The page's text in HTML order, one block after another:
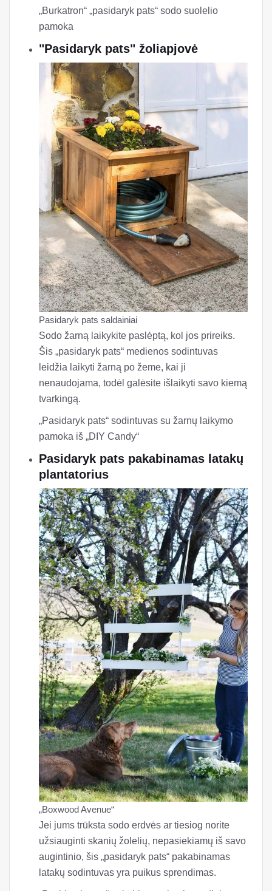
„Burkatron“ „pasidaryk pats“ sodo suolelio
pamoka
"Pasidaryk pats" žoliapjovė
Pasidaryk pats saldainiai
Sodo žarną laikykite paslėptą, kol jos prireiks.
Šis „pasidaryk pats“ medienos sodintuvas
leidžia laikyti žarną po žeme, kai ji
nenaudojama, todėl galėsite išlaikyti savo kiemą
tvarkingą.
„Pasidaryk pats“ sodintuvas su žarnų laikymo
pamoka iš „DIY Candy“
Pasidaryk pats pakabinamas latakų
plantatorius
„Boxwood Avenue“
Jei jums trūksta sodo erdvės ar tiesiog norite
užsiauginti skanių žolelių, nepasiekiamų iš savo
augintinio, šis „pasidaryk pats“ pakabinamas
latakų sodintuvas yra puikus sprendimas.